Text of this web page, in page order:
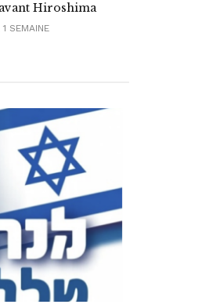
Hiroshima
SEMAINE